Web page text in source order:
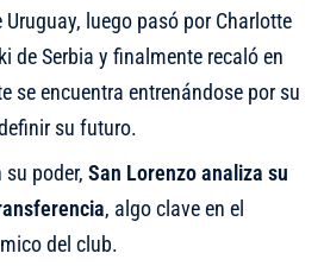
luego pasó por Charlotte
de Serbia y finalmente recaló en
se encuentra entrenándose por su
su futuro.
su poder, San Lorenzo analiza su
, algo clave en el
del club.